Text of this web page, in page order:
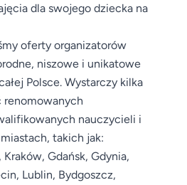
dla swojego dziecka na
oferty organizatorów
niszowe i unikatowe
Polsce. Wystarczy kilka
renomowanych
nauczycieli i
takich jak:
Kraków, Gdańsk, Gdynia,
Lublin, Bydgoszcz,